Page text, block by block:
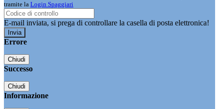
tramite la Login Spaggiari
E-mail inviata, si prega di controllare la casella di posta elettronica!
Errore
Chiudi
Successo
Chiudi
Informazione